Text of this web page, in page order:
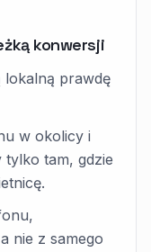
konwersji
lokalną prawdę
w okolicy i
tam, gdzie
nie z samego